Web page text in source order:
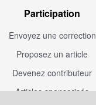
Participation
Envoyez une correction
Proposez un article
Devenez contributeur
Articles sponsorisés